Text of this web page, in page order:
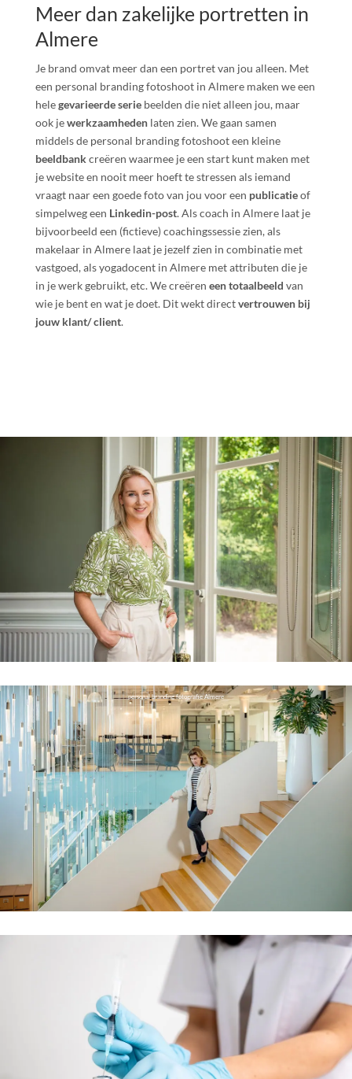
Meer dan zakelijke portretten in
Almere
Je brand omvat meer dan een portret van jou alleen. Met
een personal branding fotoshoot in Almere maken we een
helegevarieerde seriebeelden die niet alleen jou, maar
ook jewerkzaamhedenlaten zien. We gaan samen
middels de personal branding fotoshoot een kleine
beeldbank creëren waarmee je een start kunt maken met
je website en nooit meer hoeft te stressen als iemand
vraagt naar een goede foto van jou voor een publicatieof
simpelweg een Linkedin-post. Als coach in Almere laat je
bijvoorbeeld een (fictieve) coachingssessie zien, als
makelaar in Almere laat je jezelf zien in combinatie met
vastgoed, als yogadocent in Almere met attributen die je
in je werk gebruikt, etc. We creëren een totaalbeeld van
wie je bent en wat je doet. Dit wekt directvertrouwen bij
jouw klant/ client.
personal branding fotografie Almere